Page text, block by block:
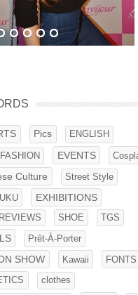
Pics ENGLISH
EVENTS
Culture
Street Style
EXHIBITIONS
SHOE TGS
Prêt-À-Porter
SHOW Kawaii
FONTS
clothes